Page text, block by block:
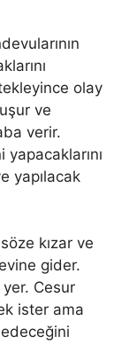
olay
ve
verir.
yapılacak
kızar ve
gider.
yer. Cesur
ister ama